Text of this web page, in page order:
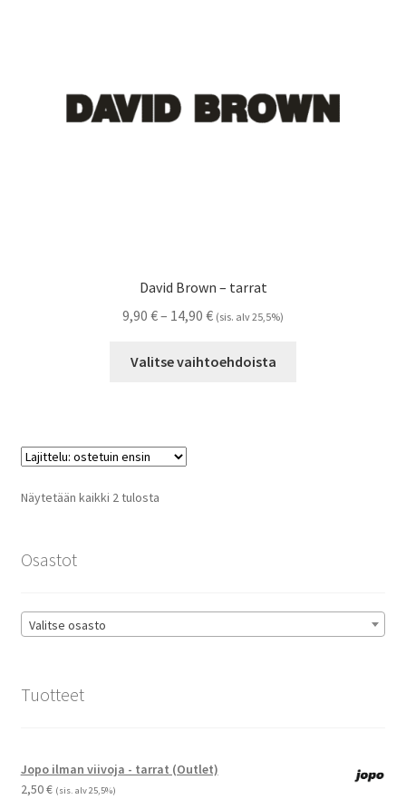
David Brown – tarrat
9,90 €– 14,90 €Hintaluokka:
-
(sis. alv 25,5%)
Valitse vaihtoehdoista
Näytetään kaikki 2 tulostaSuosituimmat
Osastot
Valitse osasto
Tuotteet
Jopo ilman viivoja - tarrat (Outlet)
2,50€ (sis. alv 25,5%)